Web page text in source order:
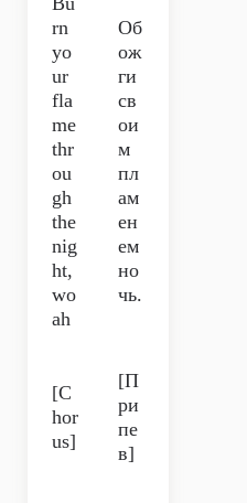
rn
yo
ur
fla
me
thr
ou
gh
the
nig
ht,
wo
ah
Об
ож
ги
св
ои
м
пл
ам
ен
ем
но
чь.
[C
hor
us]
[П
ри
пе
в]